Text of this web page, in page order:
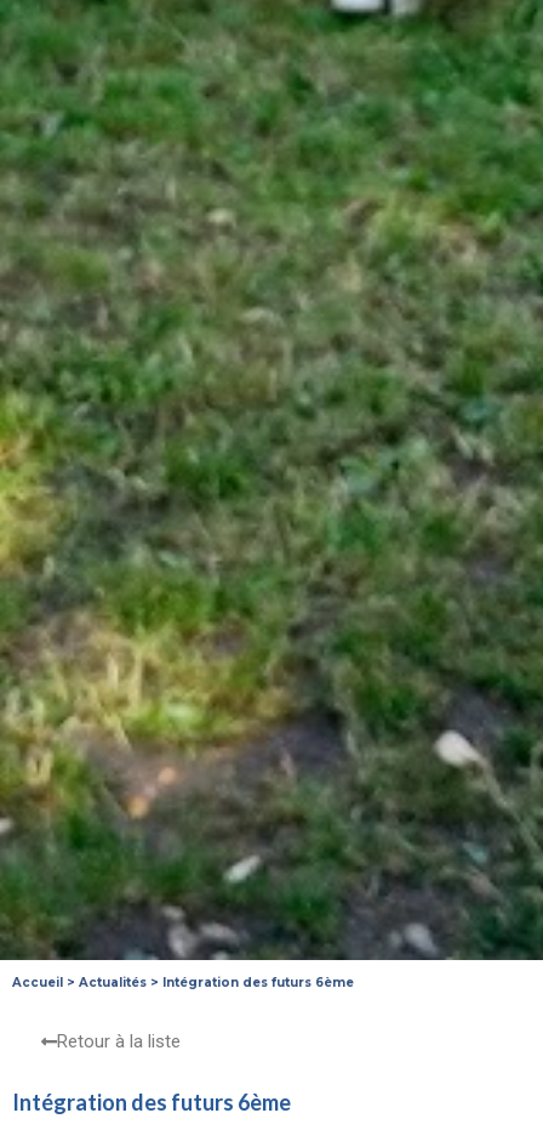
Accueil > Actualités > Intégration des futurs 6ème
Retour à la liste
Intégration des futurs 6ème